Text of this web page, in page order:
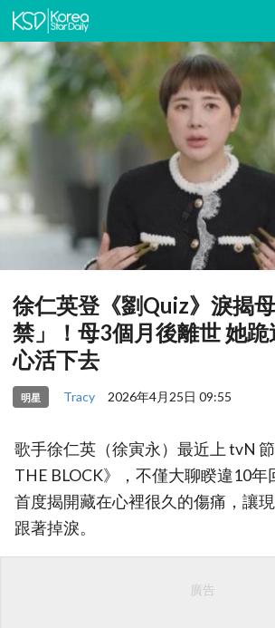
徐仁英登《劉Quiz》淚揭
禁」！母3個月後離世 她
心活下去
明星 Tracy 2026年4月25日 09:55
歌手徐仁英（徐寅永）最近上 tvN
THE BLOCK》，不僅大聊睽違10年
首度揭開藏在心裡很久的傷痛，讓
跟著掉淚。
廣告